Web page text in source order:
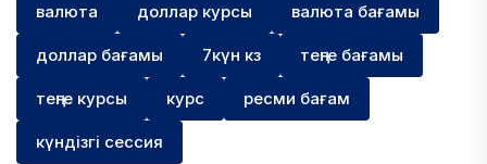
валюта доллар курсы валюта бағамы
доллар бағамы 7күн кз теңге бағамы
теңге курсы курс ресми бағам
күндізгі сессия